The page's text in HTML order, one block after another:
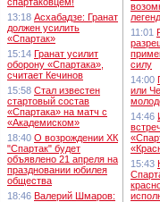
13:18 Асхабадзе: Гранат
должен усилить
«Спартак»
15:14 Гранат усилит
оборону «Спартака»,
считает Кечинов
15:58 Стал известен
стартовый состав
«Спартака» на матч с
«Академиском»
18:40 О возрождении ХК
"Спартак" будет
объявлено 21 апреля на
праздновании юбилея
общества
18:46 Валерий Шмаров:
11:01
силу
14:00
или
14:46
15:43